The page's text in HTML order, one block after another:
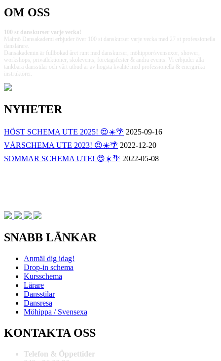
OM OSS
100 st danskurser varje vecka!
Malmö Dansakademi erbjuder över 100 st danskurser varje vecka med 27 st professionella
danslärare.
Dansakademin är fullbokad året runt med danskurser, möhippor/svensexor, shower,
workshops, privatlektioner, skolevents, företagsfester & andra events. Vi erbjuder alla
tänkbara dansstilar och vårt utbud är av högsta kvalité med professionella & energirika
instruktörer.
NYHETER
HÖST SCHEMA UTE 2025! 😍☀️🌴 2025-09-16
VÅRSCHEMA UTE 2023! 😍☀️🌴 2022-12-20
SOMMAR SCHEMA UTE! 😍☀️🌴 2022-05-08
SNABB LÄNKAR
Anmäl dig idag!
Drop-in schema
Kursschema
Lärare
Dansstilar
Dansresa
Möhippa / Svensexa
KONTAKTA OSS
Telefon & Öppettider